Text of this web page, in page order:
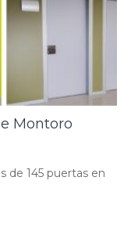
Montoro
de 145 puertas en